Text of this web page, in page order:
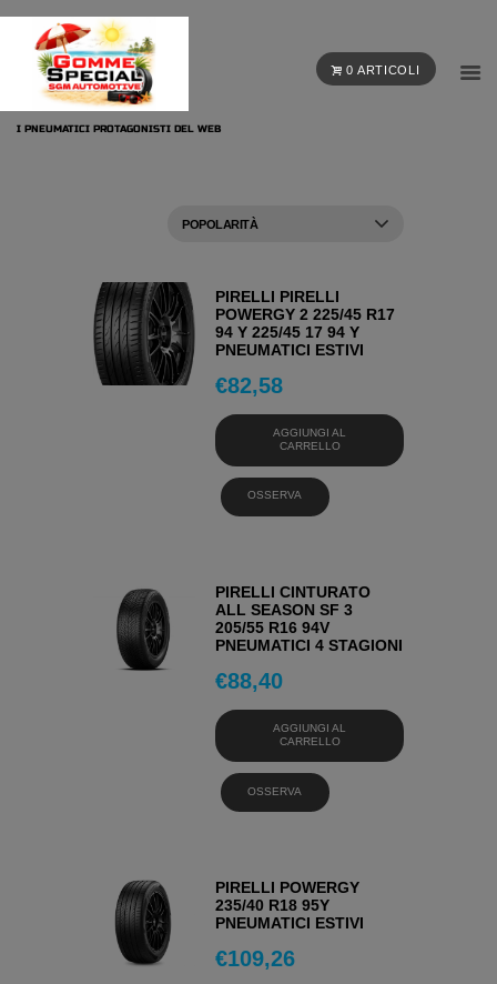
0 ARTICOLI
I PNEUMATICI PROTAGONISTI DEL WEB
PIRELLI PIRELLI
POWERGY 2 225/45 R17
94 Y 225/45 17 94 Y
PNEUMATICI ESTIVI
€82,58
AGGIUNGI AL
CARRELLO
OSSERVA
PIRELLI CINTURATO
ALL SEASON SF 3
205/55 R16 94V
PNEUMATICI 4 STAGIONI
€88,40
AGGIUNGI AL
CARRELLO
OSSERVA
PIRELLI POWERGY
235/40 R18 95Y
PNEUMATICI ESTIVI
€109,26